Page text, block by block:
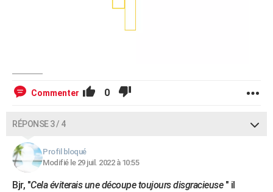
Commenter 0
RÉPONSE 3 / 4
Profil bloqué
Modifié le 29 juil. 2022 à 10:55
Bjr, "Cela éviterais une découpe toujours disgracieuse" il